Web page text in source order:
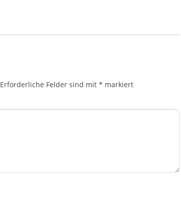
Erforderliche Felder sind mit * markiert